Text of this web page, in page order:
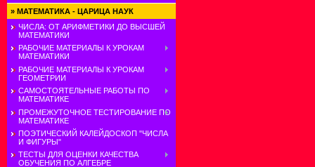
» МАТЕМАТИКА - ЦАРИЦА НАУК
ЧИСЛА: ОТ АРИФМЕТИКИ ДО ВЫСШЕЙ
МАТЕМАТИКИ
РАБОЧИЕ МАТЕРИАЛЫ К УРОКАМ
МАТЕМАТИКИ
РАБОЧИЕ МАТЕРИАЛЫ К УРОКАМ
ГЕОМЕТРИИ
САМОСТОЯТЕЛЬНЫЕ РАБОТЫ ПО
МАТЕМАТИКЕ
ПРОМЕЖУТОЧНОЕ ТЕСТИРОВАНИЕ ПО
МАТЕМАТИКЕ
ПОЭТИЧЕСКИЙ КАЛЕЙДОСКОП "ЧИСЛА
И ФИГУРЫ"
ТЕСТЫ ДЛЯ ОЦЕНКИ КАЧЕСТВА
ОБУЧЕНИЯ ПО АЛГЕБРЕ